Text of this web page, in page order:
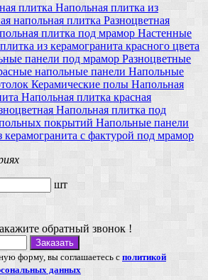
плитка Напольная плитка из
напольная плитка Разноцветная
плитка под мрамор Настенные
из керамогранита красного цвета
панели под мрамор Разноцветные
напольные панели Напольные
Керамические полы Напольная
Напольная плитка красная
Напольная плитка под
покрытий Напольные панели
с фактурой под мрамор
шт
обратный звонок !
Заказать
форму, вы соглашаетесь с политикой
данных